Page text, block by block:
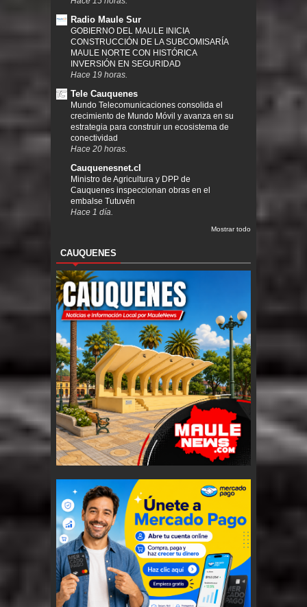
Radio Maule Sur
GOBIERNO DEL MAULE INICIA
CONSTRUCCIÓN DE LA SUBCOMISARÍA
MAULE NORTE CON HISTÓRICA
INVERSIÓN EN SEGURIDAD
Hace 19 horas.
Tele Cauquenes
Mundo Telecomunicaciones consolida el
crecimiento de Mundo Móvil y avanza en su
estrategia para construir un ecosistema de
conectividad
Hace 20 horas.
Cauquenesnet.cl
Ministro de Agricultura y DPP de
Cauquenes inspeccionan obras en el
embalse Tutuvén
Hace 1 día.
Mostrar todo
CAUQUENES